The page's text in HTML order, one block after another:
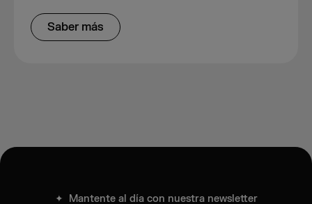
Saber más
✦ Mantente al día con nuestra newsletter